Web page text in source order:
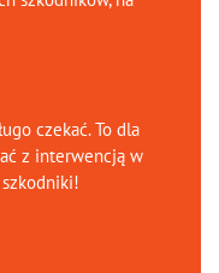
czekać. To dla
z interwencją w